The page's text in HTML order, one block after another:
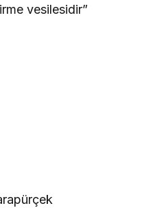
vesilesidir”